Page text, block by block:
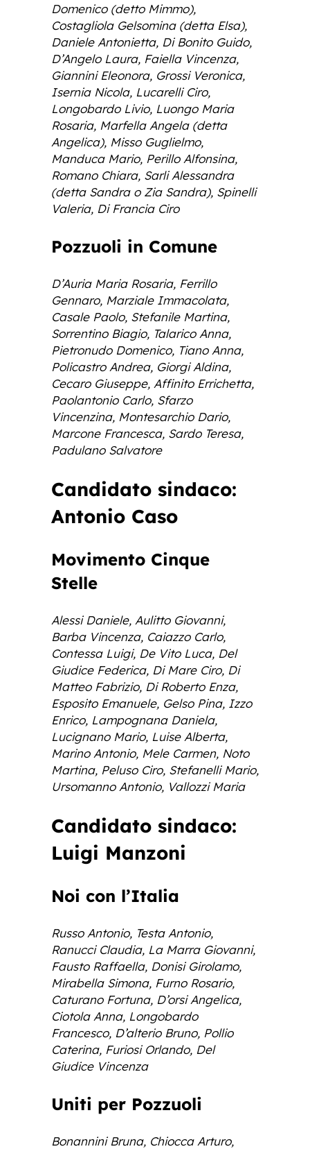
Domenico (detto Mimmo),
Costagliola Gelsomina (detta Elsa),
Daniele Antonietta, Di Bonito Guido,
D’Angelo Laura, Faiella Vincenza,
Giannini Eleonora, Grossi Veronica,
Isernia Nicola, Lucarelli Ciro,
Longobardo Livio, Luongo Maria
Rosaria, Marfella Angela (detta
Angelica), Misso Guglielmo,
Manduca Mario, Perillo Alfonsina,
Romano Chiara, Sarli Alessandra
(detta Sandra o Zia Sandra), Spinelli
Valeria, Di Francia Ciro
Pozzuoli in Comune
D’Auria Maria Rosaria, Ferrillo
Gennaro, Marziale Immacolata,
Casale Paolo, Stefanile Martina,
Sorrentino Biagio, Talarico Anna,
Pietronudo Domenico, Tiano Anna,
Policastro Andrea, Giorgi Aldina,
Cecaro Giuseppe, Affinito Errichetta,
Paolantonio Carlo, Sfarzo
Vincenzina, Montesarchio Dario,
Marcone Francesca, Sardo Teresa,
Padulano Salvatore
Candidato sindaco:
Antonio Caso
Movimento Cinque
Stelle
Alessi Daniele, Aulitto Giovanni,
Barba Vincenza, Caiazzo Carlo,
Contessa Luigi, De Vito Luca, Del
Giudice Federica, Di Mare Ciro, Di
Matteo Fabrizio, Di Roberto Enza,
Esposito Emanuele, Gelso Pina, Izzo
Enrico, Lampognana Daniela,
Lucignano Mario, Luise Alberta,
Marino Antonio, Mele Carmen, Noto
Martina, Peluso Ciro, Stefanelli Mario,
Ursomanno Antonio, Vallozzi Maria
Candidato sindaco:
Luigi Manzoni
Noi con l’Italia
Russo Antonio, Testa Antonio,
Ranucci Claudia, La Marra Giovanni,
Fausto Raffaella, Donisi Girolamo,
Mirabella Simona, Furno Rosario,
Caturano Fortuna, D’orsi Angelica,
Ciotola Anna, Longobardo
Francesco, D’alterio Bruno, Pollio
Caterina, Furiosi Orlando, Del
Giudice Vincenza
Uniti per Pozzuoli
Bonannini Bruna, Chiocca Arturo,